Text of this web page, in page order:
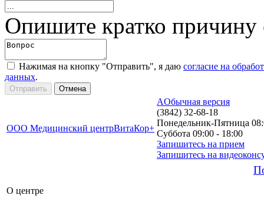
Опишите кратко
Нажимая на кнопку "Отправить", я даю согласие на
данных.
ООО Медицинский центрВитаКор+
AОбычная версия
(3842) 32-68-18
Понедельник-Пятница
Суббота 09:00 - 18:00
Запишитесь на прием
Запишитесь на
О центре